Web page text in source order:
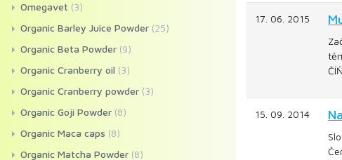
17. 06. 2015
15. 09. 2014
Omegavet (3)
Organic Barley Juice Powder (25)
Organic Beta Powder (9)
Organic Cranberry oil (3)
Organic Cranberry powder (3)
Organic Goji Powder (8)
Organic Maca caps (8)
Organic Matcha Powder (8)